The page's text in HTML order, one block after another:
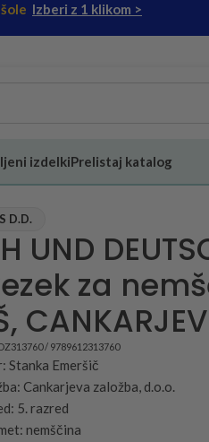
Izberi z 1 klikom >
izdelkiPrelistaj katalog
D.D.
UND
za
/ 9789612313760
Stanka Emeršič
Cankarjeva založba, d.o.o.
5. razred
nemščina